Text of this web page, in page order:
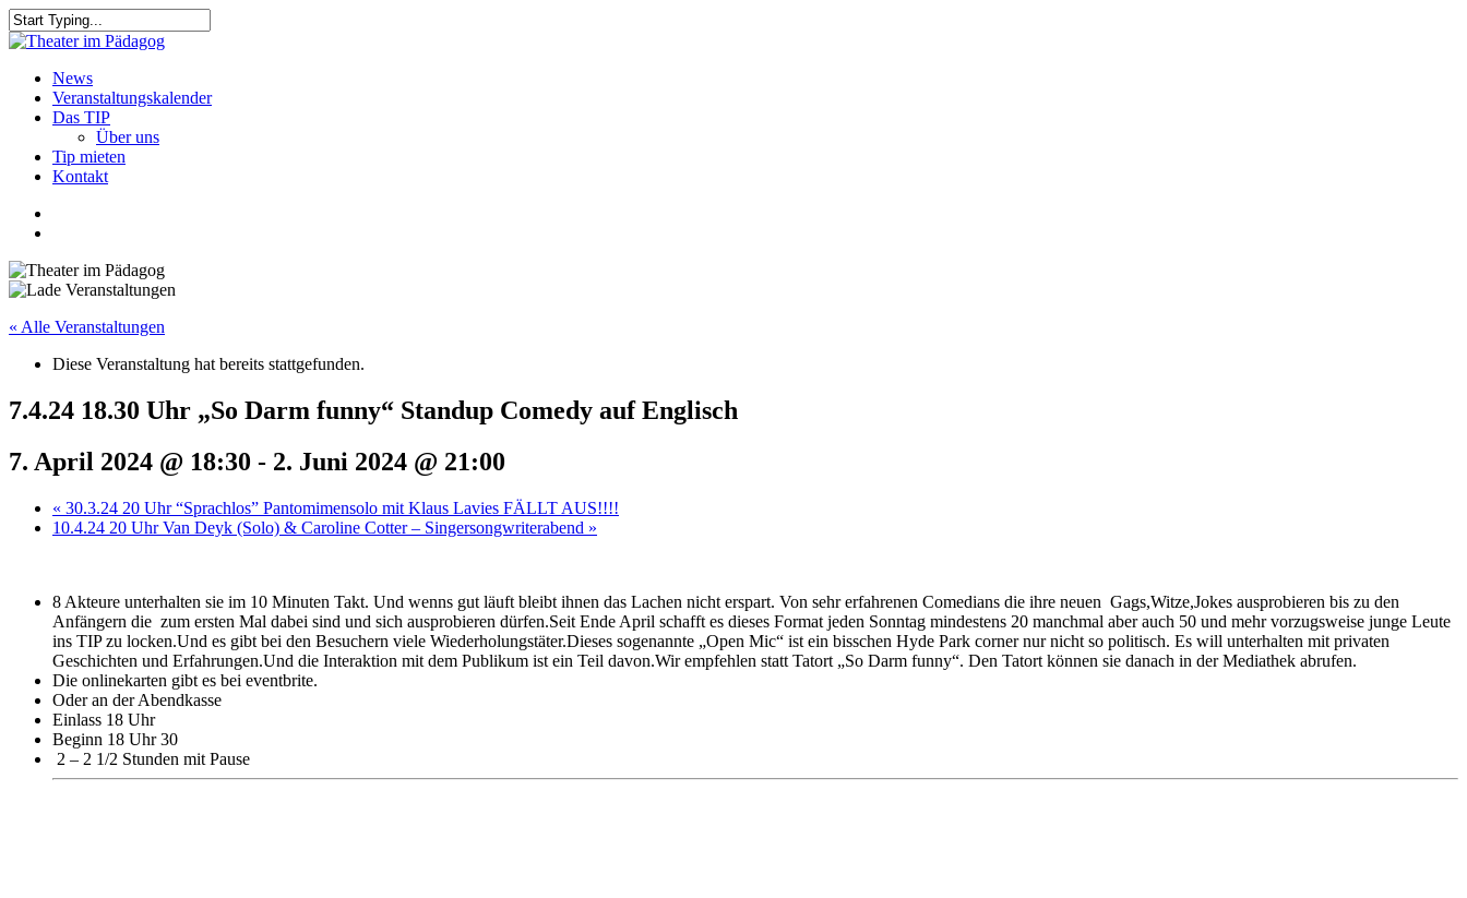
Skip
to
content
Close
search
Menu
News
Veranstaltungskalender
Das TIP
Über uns
Tip mieten
Kontakt
« Alle Veranstaltungen
Diese Veranstaltung hat bereits stattgefunden.
7.4.24 18.30 Uhr „So Darm funny“ Standup Comedy auf Englisch
7. April 2024 @ 18:30 - 2. Juni 2024 @ 21:00
« 30.3.24 20 Uhr “Sprachlos” Pantomimensolo mit Klaus Lavies FÄLLT AUS!!!!
10.4.24 20 Uhr Van Deyk (Solo) & Caroline Cotter – Singersongwriterabend »
8 Akteure unterhalten sie im 10 Minuten Takt. Und wenns gut läuft bleibt ihnen das Lachen nicht erspart. Von sehr erfahrenen Comedians die ihre neuen Gags,Witze,Jokes ausprobieren bis zu den
Anfängern die zum ersten Mal dabei sind und sich ausprobieren dürfen.Seit Ende April schafft es dieses Format jeden Sonntag mindestens 20 manchmal aber auch 50 und mehr vorzugsweise junge Leute
ins TIP zu locken.Und es gibt bei den Besuchern viele Wiederholungstäter.Dieses sogenannte „Open Mic“ ist ein bisschen Hyde Park corner nur nicht so politisch. Es will unterhalten mit privaten
Geschichten und Erfahrungen.Und die Interaktion mit dem Publikum ist ein Teil davon.Wir empfehlen statt Tatort „So Darm funny“. Den Tatort können sie danach in der Mediathek abrufen.
Die onlinekarten gibt es bei eventbrite.
Oder an der Abendkasse
Einlass 18 Uhr
Beginn 18 Uhr 30
2 – 2 1/2 Stunden mit Pause